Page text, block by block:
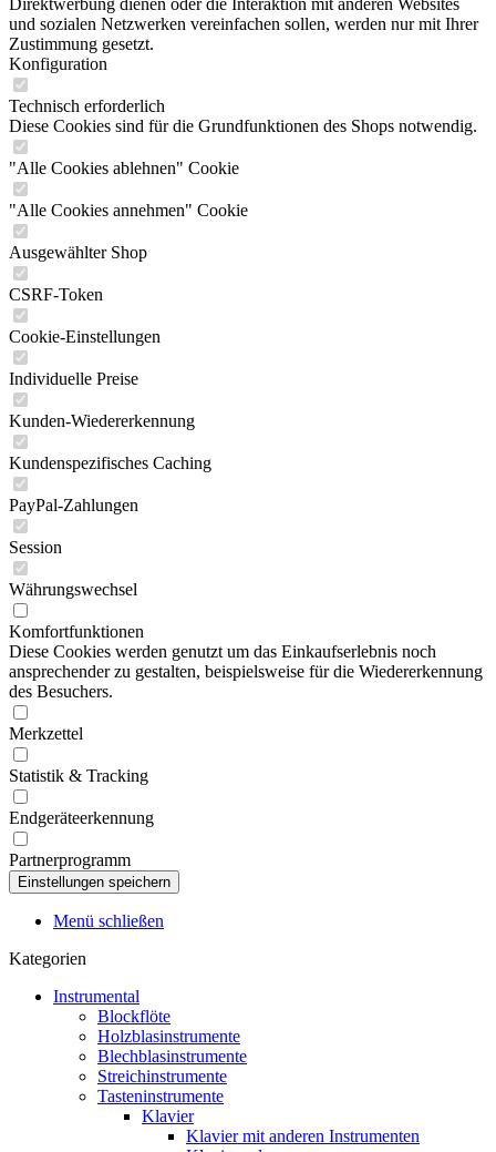
Direktwerbung dienen oder die Interaktion mit anderen Websites
und sozialen Netzwerken vereinfachen sollen, werden nur mit Ihrer
Zustimmung gesetzt.
Konfiguration
Technisch erforderlich
Diese Cookies sind für die Grundfunktionen des Shops notwendig.
"Alle Cookies ablehnen" Cookie
"Alle Cookies annehmen" Cookie
Ausgewählter Shop
CSRF-Token
Cookie-Einstellungen
Individuelle Preise
Kunden-Wiedererkennung
Kundenspezifisches Caching
PayPal-Zahlungen
Session
Währungswechsel
Komfortfunktionen
Diese Cookies werden genutzt um das Einkaufserlebnis noch
ansprechender zu gestalten, beispielsweise für die Wiedererkennung
des Besuchers.
Merkzettel
Statistik & Tracking
Endgeräteerkennung
Partnerprogramm
Menü schließen
Kategorien
Instrumental
Blockflöte
Holzblasinstrumente
Blechblasinstrumente
Streichinstrumente
Tasteninstrumente
Klavier
Klavier mit anderen Instrumenten